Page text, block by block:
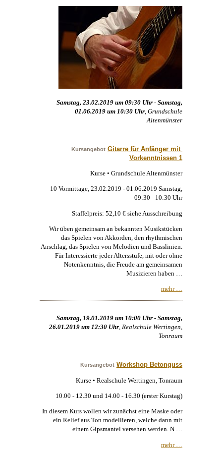
Samstag, 23.02.2019 um 09:30 Uhr - Samstag,
01.06.2019 um 10:30 Uhr , Grundschule
Altenmünster
Kursangebot Gitarre für Anfänger mit
Vorkenntnissen 1
Kurse • Grundschule Altenmünster
10 Vormittage, 23.02.2019 - 01.06.2019 Samstag,
09:30 - 10:30 Uhr
Staffelpreis: 52,10 € siehe Ausschreibung
Wir üben gemeinsam an bekannten Musikstücken
das Spielen von Akkorden, den rhythmischen
Anschlag, das Spielen von Melodien und Basslinien.
Für Interessierte jeder Altersstufe, mit oder ohne
Notenkenntnis, die Freude am gemeinsamen
Musizieren haben …
mehr …
Samstag, 19.01.2019 um 10:00 Uhr - Samstag,
26.01.2019 um 12:30 Uhr, Realschule Wertingen,
Tonraum
Kursangebot Workshop Betonguss
Kurse • Realschule Wertingen, Tonraum
10.00 - 12.30 und 14.00 - 16.30 (erster Kurstag)
In diesem Kurs wollen wir zunächst eine Maske oder
ein Relief aus Ton modellieren, welche dann mit
einem Gipsmantel versehen werden. N …
mehr …